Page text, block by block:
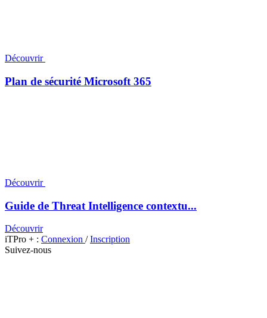
Découvrir
Plan de sécurité Microsoft 365
Découvrir
Guide de Threat Intelligence contextu...
Découvrir
iTPro + : Connexion /Inscription
Suivez-nous